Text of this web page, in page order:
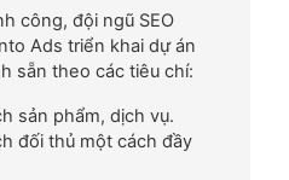
công, đội ngũ SEO
Ads triển khai dự án
sẵn theo các tiêu chí:
sản phẩm, dịch vụ.
đối thủ một cách đầy